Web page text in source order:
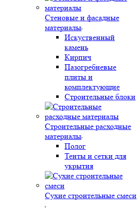
Стеновые и фасадные
материалы
Искуственный
камень
Кирпич
Пазогребневые
плиты и
комплектующие
Строительные блоки
Строительные расходные
материалы
Полог
Тенты и сетки для
укрытия
Сухие строительные смеси